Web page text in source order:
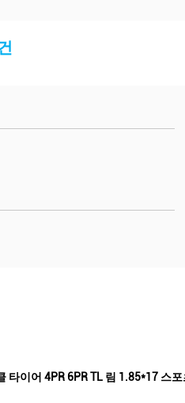
타이어 4PR 6PR TL 림 1.85*17 스포